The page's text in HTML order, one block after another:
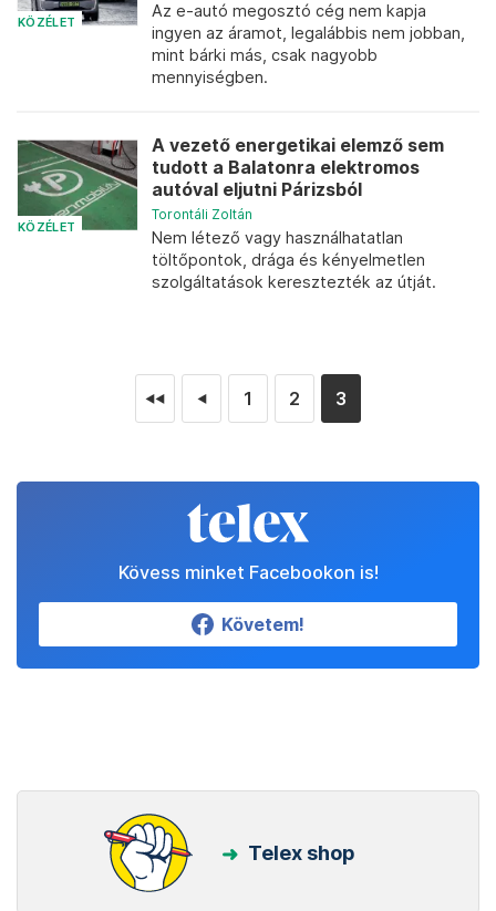
KÖZÉLET
Az e-autó megosztó cég nem kapja
ingyen az áramot, legalábbis nem jobban,
mint bárki más, csak nagyobb
mennyiségben.
KÖZÉLET
A vezető energetikai elemző sem
tudott a Balatonra elektromos
autóval eljutni Párizsból
Torontáli Zoltán
Nem létező vagy használhatatlan
töltőpontok, drága és kényelmetlen
szolgáltatások keresztezték az útját.
◄◄ ◄ 1 2 3
Kövess minket Facebookon is!
Követem!
Telex shop